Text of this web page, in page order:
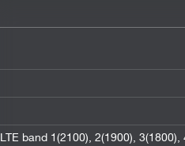
LTE band 1(2100), 2(1900),